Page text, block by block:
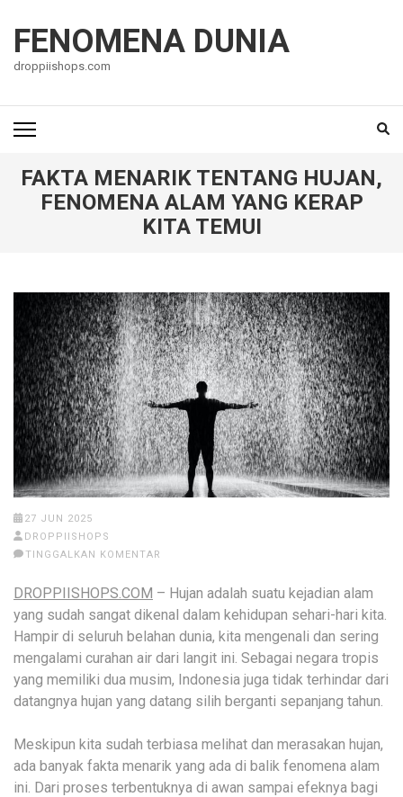
konten
(Tekan
FENOMENA DUNIA
droppiishops.com
FAKTA MENARIK TENTANG HUJAN,
FENOMENA ALAM YANG KERAP
KITA TEMUI
27 JUN 2025
DROPPIISHOPS
TINGGALKAN KOMENTAR
DROPPIISHOPS.COM – Hujan adalah suatu kejadian alam
yang sudah sangat dikenal dalam kehidupan sehari-hari kita.
Hampir di seluruh belahan dunia, kita mengenali dan sering
mengalami curahan air dari langit ini. Sebagai negara tropis
yang memiliki dua musim, Indonesia juga tidak terhindar dari
datangnya hujan yang datang silih berganti sepanjang tahun.
Meskipun kita sudah terbiasa melihat dan merasakan hujan,
ada banyak fakta menarik yang ada di balik fenomena alam
ini. Dari proses terbentuknya di awan sampai efeknya bagi